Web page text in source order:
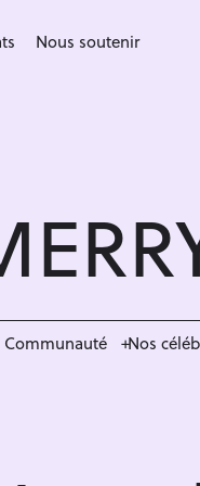
Nous soutenir
Communauté Nos